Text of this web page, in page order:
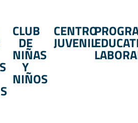
CLUB
DE
NIÑAS
Y
NIÑOS
CENTRO
JUVENIL